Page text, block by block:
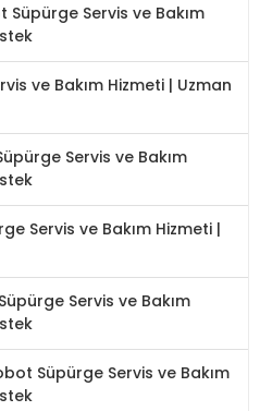
Servis ve Bakım
ve Bakım Hizmeti | Uzman
Servis ve Bakım
Servis ve Bakım Hizmeti |
Servis ve Bakım
Süpürge Servis ve Bakım